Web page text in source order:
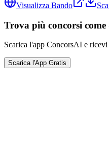
Visualizza Bando
Trova più concorsi come
Scarica l'app ConcorsAI e
Scarica l'App Gratis